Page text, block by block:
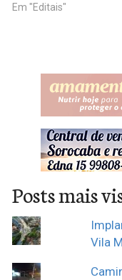
4712-4945 divulga os
MEIRIS PINHEIRO, sendo
pretendente:
brasileira, solteiro, caixa,
Em "Editais"
Posts mais
Vila